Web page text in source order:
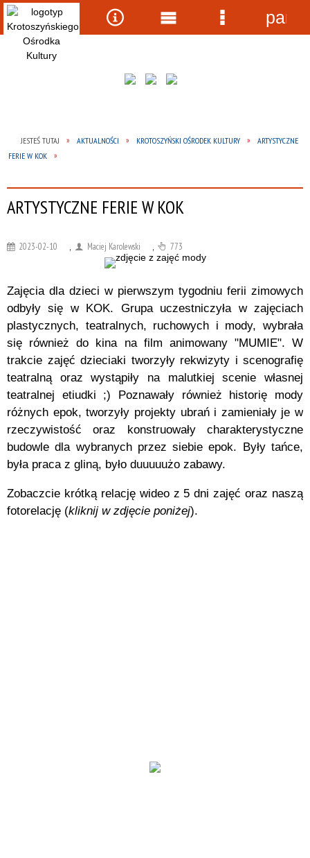
JESTEŚ TUTAJ AKTUALNOŚCI KROTOSZYŃSKI OŚRODEK KULTURY
ARTYSTYCZNE
FERIE W KOK
ARTYSTYCZNE FERIE W KOK
2023-02-10 Maciej Karolewski 773
Zajęcia dla dzieci w pierwszym tygodniu ferii zimowych
odbyły się w KOK. Grupa uczestniczyła w zajęciach
plastycznych, teatralnych, ruchowych i mody, wybrała
się również do kina na film animowany "MUMIE". W
trakcie zajęć dzieciaki tworzyły rekwizyty i scenografię
teatralną oraz wystąpiły na malutkiej scenie własnej
teatralnej etiudki ;) Poznawały również historię mody
różnych epok, tworzyły projekty ubrań i zamieniały je w
rzeczywistość oraz konstruowały charakterystyczne
budowle dla wybranych przez siebie epok. Były tańce,
była praca z gliną, było duuuuużo zabawy.
Zobaczcie krótką relację wideo z 5 dni zajęć oraz naszą
fotorelację (kliknij w zdjęcie poniżej).
Wyszukiwarka
Narzędzia
Menu Menu
panel